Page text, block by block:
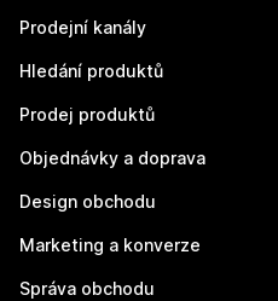
Prodejní kanály
Hledání produktů
Prodej produktů
Objednávky a doprava
Design obchodu
Marketing a konverze
Správa obchodu